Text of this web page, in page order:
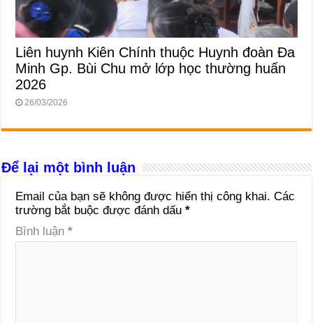
Liên huynh Kiên Chính thuộc Huynh đoàn Đa
Minh Gp. Bùi Chu mở lớp học thường huấn
2026
26/03/2026
Để lại một bình luận
Email của bạn sẽ không được hiển thị công khai. Các
trường bắt buộc được đánh dấu*
Bình luận*